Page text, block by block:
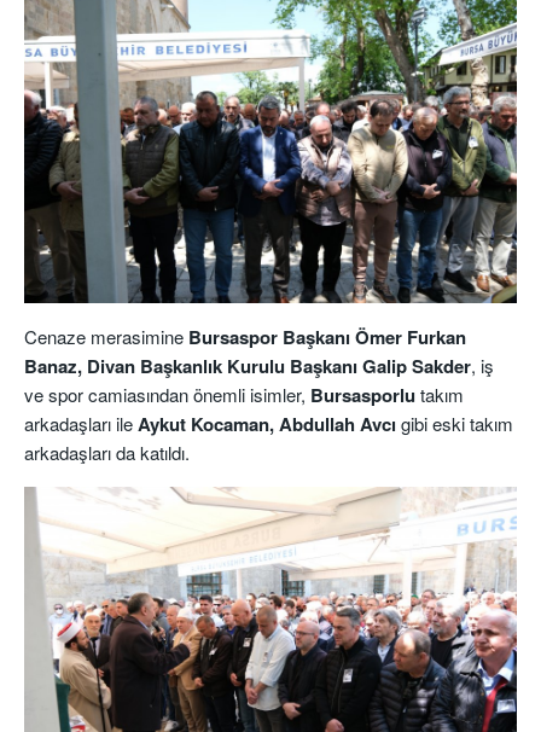
Cenaze merasimine Bursaspor Başkanı Ömer Furkan
Banaz, Divan Başkanlık Kurulu Başkanı Galip Sakder, iş
ve spor camiasından önemli isimler, Bursasporlutakım
arkadaşları ileAykut Kocaman, Abdullah Avcı gibi eski takım
arkadaşları da katıldı.